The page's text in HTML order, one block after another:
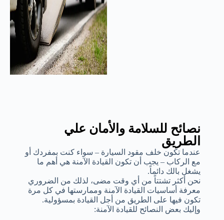
نصائح للسلامة والأمان علي
الطريق
عندما تكون خلف مقود السيارة – سواء كنت بمفردك أو
مع الركاب – يجب أن تكون القيادة الآمنة هي أهم ما
يشغل بالك دائماً.
نحن أكثر تشتتاً من أي وقت مضى، لذلك من الضروري
معرفة أساسيات القيادة الآمنة وممارستها في كل مرة
تكون فيها على الطريق من أجل القيادة بمسؤولية.
وإليك بعض النصائح للقيادة الآمنة: